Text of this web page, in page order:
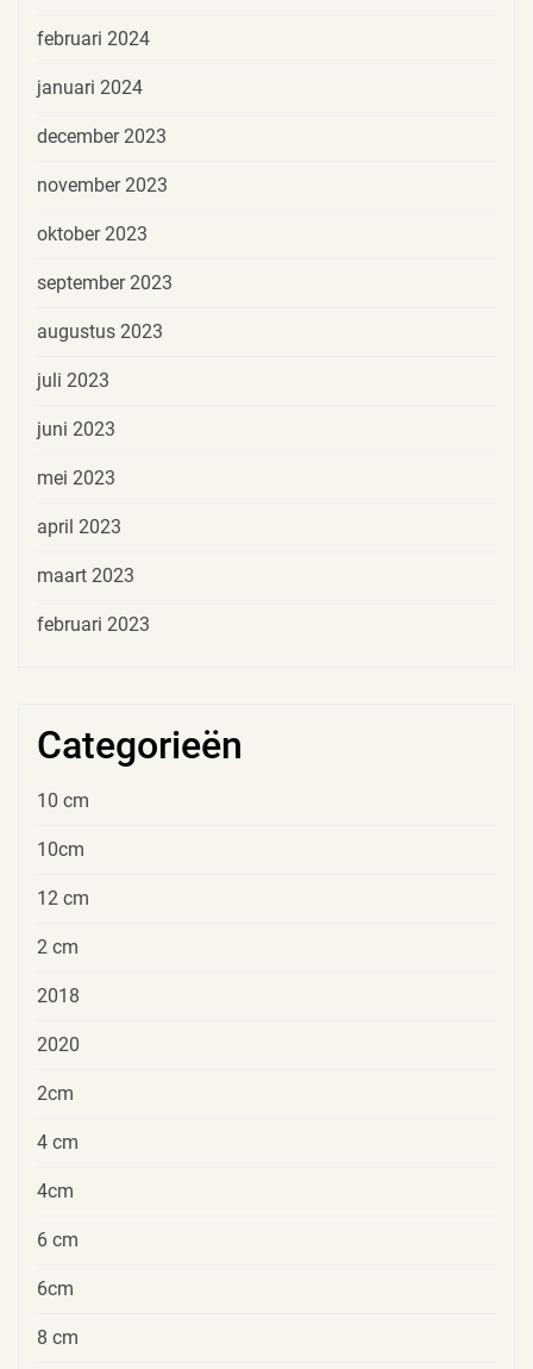
februari 2024
januari 2024
december 2023
november 2023
oktober 2023
september 2023
augustus 2023
juli 2023
juni 2023
mei 2023
april 2023
maart 2023
februari 2023
Categorieën
10 cm
10cm
12 cm
2 cm
2018
2020
2cm
4 cm
4cm
6 cm
6cm
8 cm